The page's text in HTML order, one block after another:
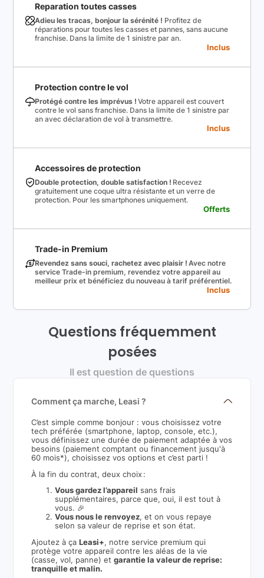
Reparation toutes casses
Adieu les tracas, bonjour la sérénité ! Profitez de
réparations pour toutes les casses et pannes, sans aucune
franchise. Dans la limite de 1 sinistre par an.
Inclus
Protection contre le vol
Protégé contre les imprévus ! Votre appareil est couvert
contre le vol sans franchise. Dans la limite de 1 sinistre par
an avec déclaration de vol à transmettre.
Inclus
Accessoires de protection
Double protection, double satisfaction ! Recevez
gratuitement une coque ultra résistante et un verre de
protection. Pour les smartphones uniquement.
Offerts
Trade-in Premium
Revendez sans souci, rachetez avec plaisir ! Avec notre
service Trade-in premium, revendez votre appareil au
meilleur prix et bénéficiez du nouveau à tarif préférentiel.
Inclus
Questions fréquemment
posées
Il est question de questions
Comment ça marche, Leasi ?
C’est simple comme bonjour : vous choisissez votre
tech préférée (smartphone, laptop, console, etc.),
vous définissez une durée de paiement adaptée à vos
besoins (paiement comptant ou financement jusqu'à
60 mois*), choisissez vos options et c’est parti !
À la fin du contrat, deux choix :
Vous gardez l’appareil sans frais
supplémentaires, parce que, oui, il est tout à
vous. 🎉
Vous nous le renvoyez, et on vous repaye
selon sa valeur de reprise et son état.
Ajoutez à ça Leasi+, notre service premium qui
protège votre appareil contre les aléas de la vie
(casse, vol, panne) etgarantie la valeur de reprise:
tranquille et malin.